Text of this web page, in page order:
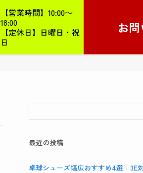
【営業時間】10:00～
18:00
【定休日】日曜日・祝
日
お
最近の投稿
卓球シューズ幅広おすすめ4選｜3E